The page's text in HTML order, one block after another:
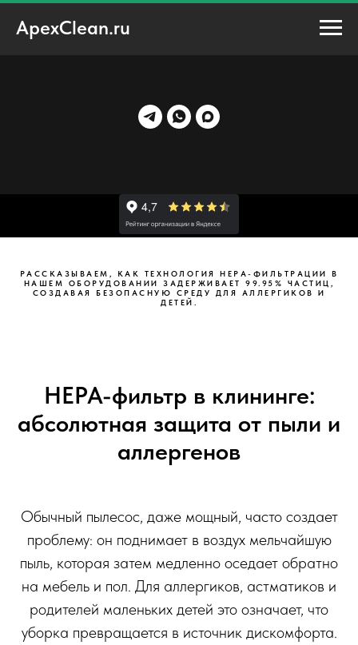
ApexClean.ru
РАССКАЗЫВАЕМ, КАК ТЕХНОЛОГИЯ HEPA-ФИЛЬТРАЦИИ В
НАШЕМ ОБОРУДОВАНИИ ЗАДЕРЖИВАЕТ 99.95% ЧАСТИЦ,
СОЗДАВАЯ БЕЗОПАСНУЮ СРЕДУ ДЛЯ АЛЛЕРГИКОВ И
ДЕТЕЙ.
HEPA-фильтр в клининге:
абсолютная защита от пыли и
аллергенов
Обычный пылесос, даже мощный, часто создает
проблему: он поднимает в воздух мельчайшую
пыль, которая затем медленно оседает обратно
на мебель и пол. Для аллергиков, астматиков и
родителей маленьких детей это означает, что
уборка превращается в источник дискомфорта.